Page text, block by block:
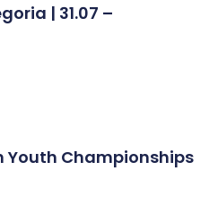
| 31.07 –
Youth Championships